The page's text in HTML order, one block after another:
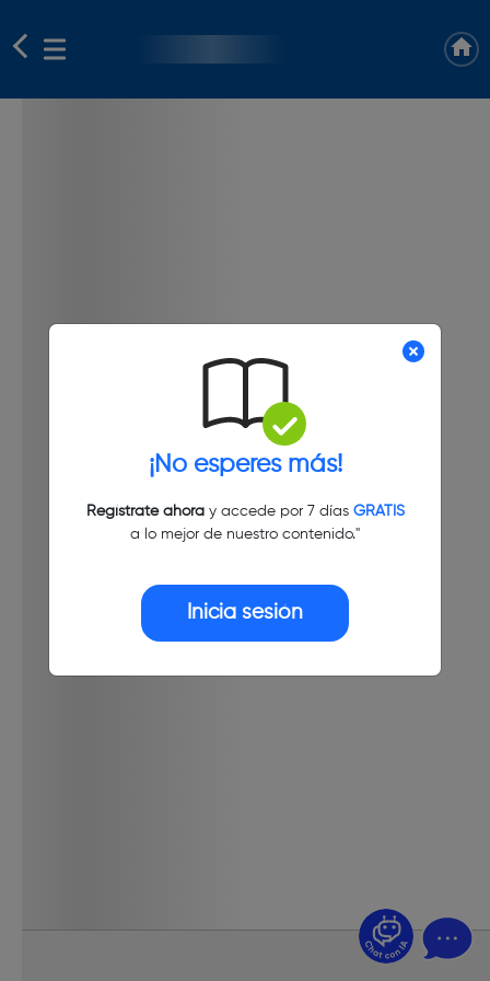
¡No esperes más!
Regístrate ahoray accede por 7 días GRATIS
a lo mejor de nuestro contenido."
Inicia sesión